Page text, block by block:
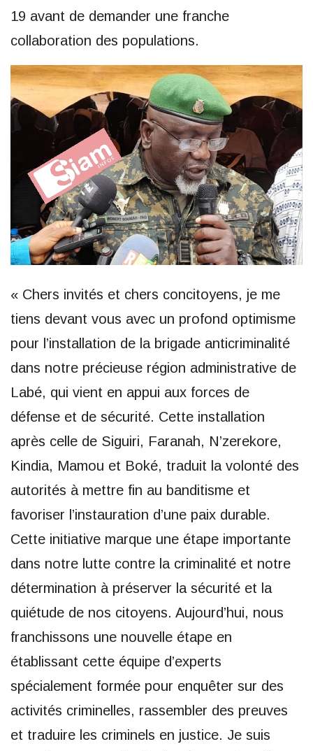
19 avant de demander une franche
collaboration des populations.
« Chers invités et chers concitoyens, je me
tiens devant vous avec un profond optimisme
pour l’installation de la brigade anticriminalité
dans notre précieuse région administrative de
Labé, qui vient en appui aux forces de
défense et de sécurité. Cette installation
après celle de Siguiri, Faranah, N’zerekore,
Kindia, Mamou et Boké, traduit la volonté des
autorités à mettre fin au banditisme et
favoriser l’instauration d’une paix durable.
Cette initiative marque une étape importante
dans notre lutte contre la criminalité et notre
détermination à préserver la sécurité et la
quiétude de nos citoyens. Aujourd’hui, nous
franchissons une nouvelle étape en
établissant cette équipe d’experts
spécialement formée pour enquêter sur des
activités criminelles, rassembler des preuves
et traduire les criminels en justice. Je suis